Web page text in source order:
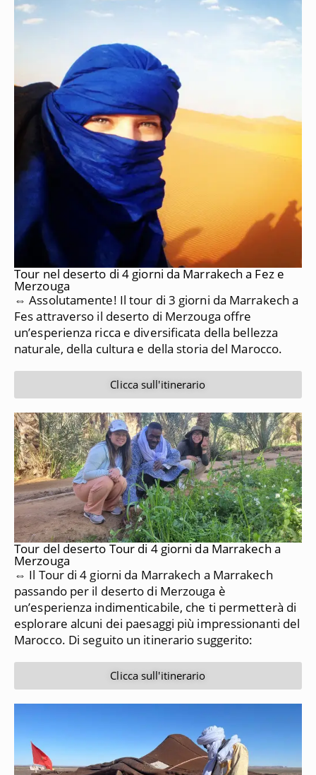
Tour nel deserto di 4 giorni da Marrakech a Fez e
Merzouga
⇔ Assolutamente! Il tour di 3 giorni da Marrakech a
Fes attraverso il deserto di Merzouga offre
un’esperienza ricca e diversificata della bellezza
naturale, della cultura e della storia del Marocco.
Clicca sull'itinerario
Tour del deserto Tour di 4 giorni da Marrakech a
Merzouga
⇔ Il Tour di 4 giorni da Marrakech a Marrakech
passando per il deserto di Merzouga è
un’esperienza indimenticabile, che ti permetterà di
esplorare alcuni dei paesaggi più impressionanti del
Marocco. Di seguito un itinerario suggerito:
Clicca sull'itinerario